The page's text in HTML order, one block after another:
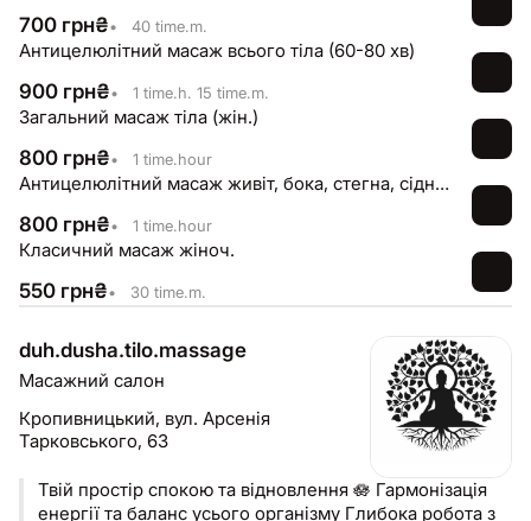
700 грн₴• 40 time.m.
Антицелюлітний масаж всього тіла (60-80 хв)
900 грн₴• 1 time.h. 15 time.m.
Загальний масаж тіла (жін.)
800 грн₴• 1 time.hour
Антицелюлітний масаж живіт, бока, стегна, сідниці (60-70 хв)
800 грн₴• 1 time.hour
Класичний масаж жіноч.
550 грн₴• 30 time.m.
duh.dusha.tilo.massage
Масажний салон
Кропивницький, вул. Арсенія
Тарковського, 63
Твій простір спокою та відновлення 🪷 Гармонізація
енергії та баланс усього організму Глибока робота з